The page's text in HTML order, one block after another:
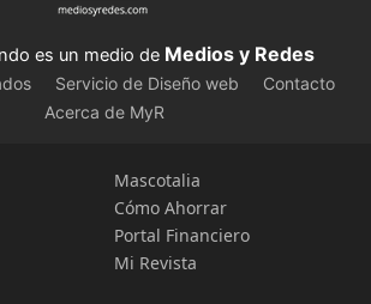
es un medio de Medios y Redes
Servicio de Diseño web
Contacto
Acerca de MyR
Mascotalia
Cómo Ahorrar
Portal Financiero
Mi Revista